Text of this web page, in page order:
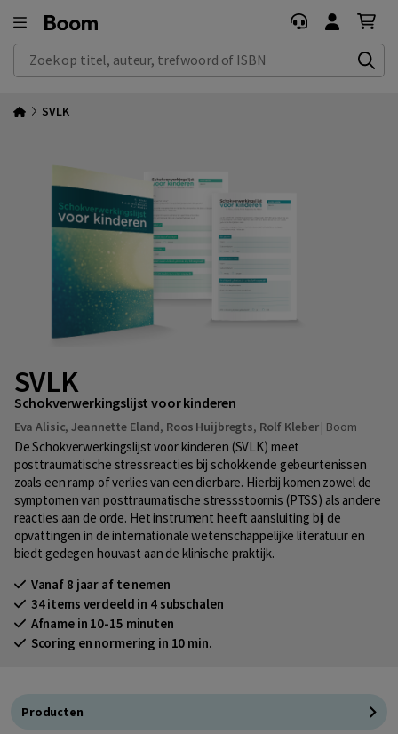
Zoek op titel, auteur, trefwoord of ISBN
SVLK
SVLK
Schokverwerkingslijst voor kinderen
Eva Alisic,Jeannette Eland, Roos Huijbregts, Rolf Kleber| Boom
De Schokverwerkingslijst voor kinderen (SVLK) meet
posttraumatische stressreacties bij schokkende gebeurtenissen
zoals een ramp of verlies van een dierbare. Hierbij komen zowel de
symptomen van posttraumatische stressstoornis (PTSS) als andere
reacties aan de orde. Het instrument heeft aansluiting bij de
opvattingen in de internationale wetenschappelijke literatuur en
biedt gedegen houvast aan de klinische praktijk.
Vanaf 8 jaar af te nemen
34 items verdeeld in 4 subschalen
Afname in 10-15 minuten
Scoring en normering in 10 min.
Producten